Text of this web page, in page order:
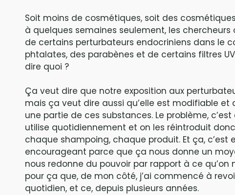
Soit moins de cosmétiques, soit des
à quelques semaines seulement, les
de certains perturbateurs endocriniens dans le
phtalates, des parabènes et de certains filtres
dire quoi ?
Ça veut dire que notre exposition aux
mais ça veut dire aussi qu’elle est modifiable et
une partie de ces substances. Le problème,
utilise quotidiennement et on les réintroduit
chaque shampoing, chaque produit. Et ça,
encourageant parce que ça nous donne un
nous redonne du pouvoir par rapport à ce qu’on
pour ça que, de mon côté, j’ai commencé à
quotidien, et ce, depuis plusieurs années.